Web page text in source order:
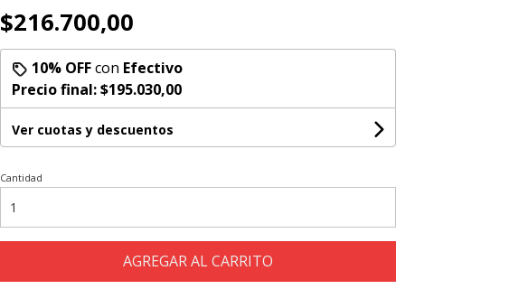
$216.700,00
10% OFFcon Efectivo
Precio final:$195.030,00
Ver cuotas y descuentos
Cantidad
AGREGAR AL CARRITO